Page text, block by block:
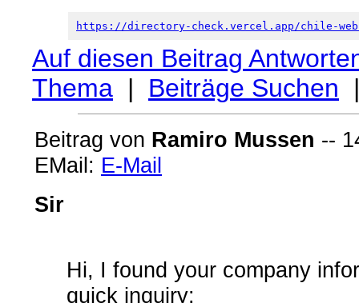
https://directory-check.vercel.app/chile-
Auf diesen Beitrag
Thema | Beiträge Suchen
Beitrag von Ramiro Mussen --
EMail: E-Mail
Sir
Hi, I found your company
quick inquiry: